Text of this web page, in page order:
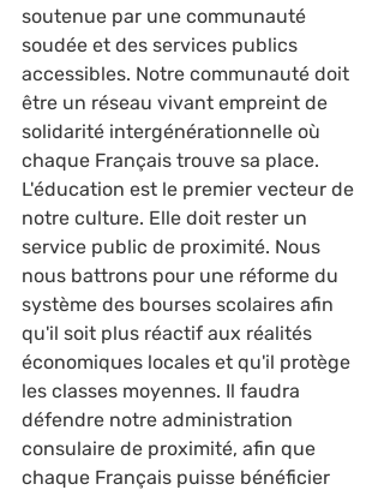
soutenue par une communauté
soudée et des services publics
accessibles. Notre communauté doit
être un réseau vivant empreint de
solidarité intergénérationnelle où
chaque Français trouve sa place.
L'éducation est le premier vecteur de
notre culture. Elle doit rester un
service public de proximité. Nous
nous battrons pour une réforme du
système des bourses scolaires afin
qu'il soit plus réactif aux réalités
économiques locales et qu'il protège
les classes moyennes. Il faudra
défendre notre administration
consulaire de proximité, afin que
chaque Français puisse bénéficier